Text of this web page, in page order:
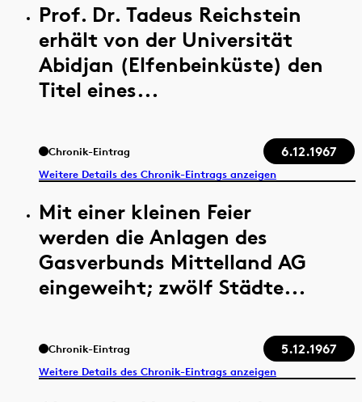
Prof. Dr. Tadeus Reichstein
erhält von der Universität
Abidjan (Elfenbeinküste) den
Titel eines...
Chronik-Eintrag 6.12.1967
Weitere Details des Chronik-Eintrags anzeigen
Mit einer kleinen Feier
werden die Anlagen des
Gasverbunds Mittelland AG
eingeweiht; zwölf Städte...
Chronik-Eintrag 5.12.1967
Weitere Details des Chronik-Eintrags anzeigen